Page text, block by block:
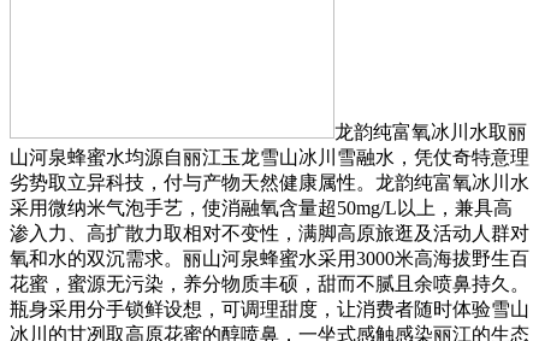
龙韵纯富氧冰川水取丽
山河泉蜂蜜水均源自丽江玉龙雪山冰川雪融水，凭仗奇特意理
劣势取立异科技，付与产物天然健康属性。龙韵纯富氧冰川水
采用微纳米气泡手艺，使消融氧含量超50mg/L以上，兼具高
渗入力、高扩散力取相对不变性，满脚高原旅逛及活动人群对
氧和水的双沉需求。丽山河泉蜂蜜水采用3000米高海拔野生百
花蜜，蜜源无污染，养分物质丰硕，甜而不腻且余喷鼻持久。
瓶身采用分手锁鲜设想，可调理甜度，让消费者随时体验雪山
冰川的甘冽取高原花蜜的醇喷鼻，一坐式感触感染丽江的生态